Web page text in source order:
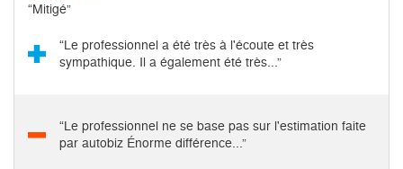
“Mitigé”
“Le professionnel a été très à l'écoute et très
sympathique. Il a également été très...”
“Le professionnel ne se base pas sur l'estimation faite
par autobiz Énorme différence...”